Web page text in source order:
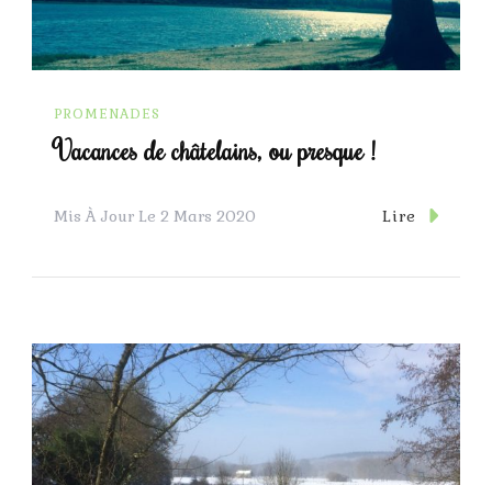
PROMENADES
Vacances de châtelains, ou presque !
Mis À Jour Le 2 Mars 2020 Lire